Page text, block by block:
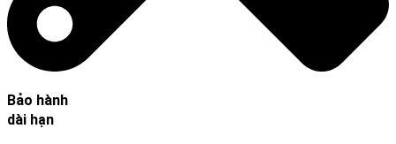
Bảo hành
dài hạn